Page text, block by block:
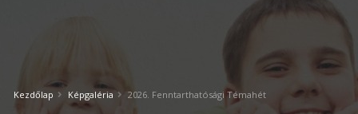
Kezdőlap Képgaléria 2026. Fenntarthatósági Témahét